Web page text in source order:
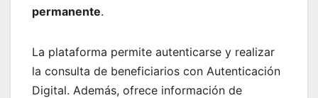
permanente.
La plataforma permite autenticarse y realizar
la consulta de beneficiarios con Autenticación
Digital. Además, ofrece información de